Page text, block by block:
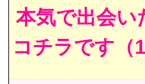
本気で出会い
コチラです（